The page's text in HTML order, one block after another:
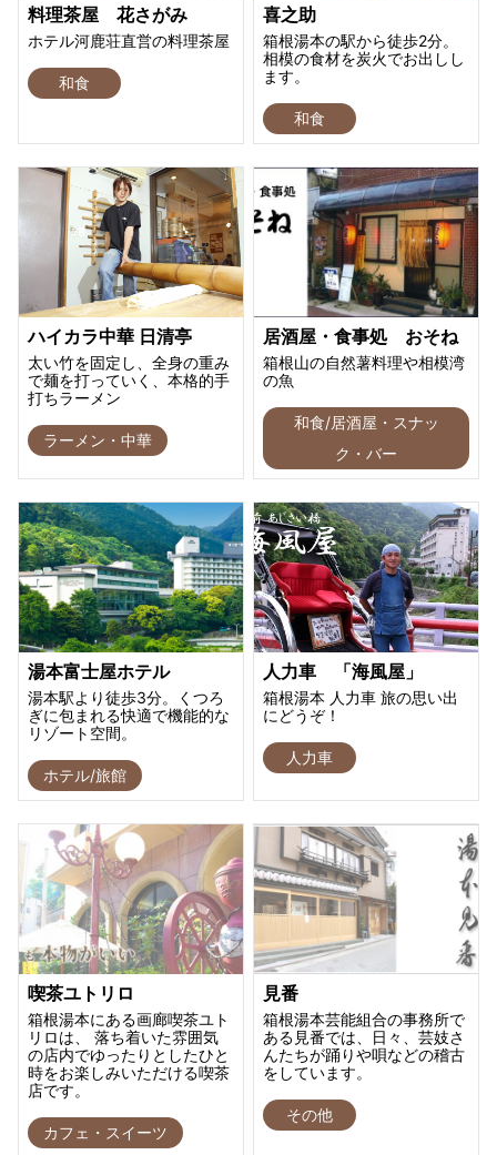
料理茶屋 花さがみ
ホテル河鹿荘直営の料理茶屋
和食
喜之助
箱根湯本の駅から徒歩2分。
相模の食材を炭火でお出しし
ます。
和食
ハイカラ中華 日清亭
太い竹を固定し、全身の重み
で麺を打っていく、本格的手
打ちラーメン
ラーメン・中華
居酒屋・食事処 おそね
箱根山の自然薯料理や相模湾
の魚
和食/居酒屋・スナッ
ク・バー
湯本富士屋ホテル
湯本駅より徒歩3分。くつろ
ぎに包まれる快適で機能的な
リゾート空間。
ホテル/旅館
人力車 「海風屋」
箱根湯本 人力車 旅の思い出
にどうぞ！
人力車
喫茶ユトリロ
箱根湯本にある画廊喫茶ユト
リロは、 落ち着いた雰囲気
の店内でゆったりとしたひと
時をお楽しみいただける喫茶
店です。
カフェ・スイーツ
見番
箱根湯本芸能組合の事務所で
ある見番では、日々、芸妓さ
んたちが踊りや唄などの稽古
をしています。
その他